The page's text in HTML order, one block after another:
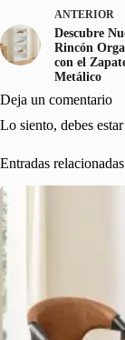
ANTERIOR
Descubre
Rincón
con el
Metálico
Deja un comentario
Lo siento, debes estar
Entradas relacionadas